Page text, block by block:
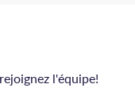
l'équipe!